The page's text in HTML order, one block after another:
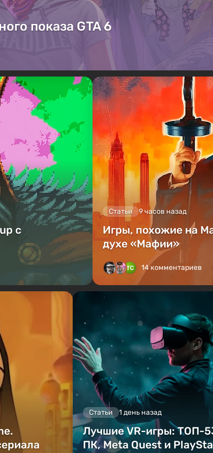
показа GTA 6
с
Статьи 9 часов назад
Игры, похожие на
духе «Мафии»
14 комментариев
Статьи 1 день назад
Лучшие VR-игры: ТОП-
ПК, Meta Quest и